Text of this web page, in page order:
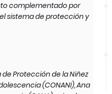
complementado por
sistema de protección y
Protección de la Niñez
(CONANI), Ana